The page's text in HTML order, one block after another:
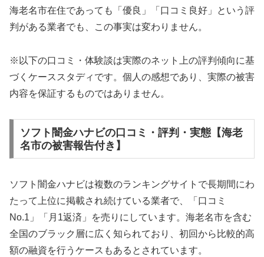
海老名市在住であっても「優良」「口コミ良好」という評
判がある業者でも、この事実は変わりません。
※以下の口コミ・体験談は実際のネット上の評判傾向に基
づくケーススタディです。個人の感想であり、実際の被害
内容を保証するものではありません。
ソフト闇金ハナビの口コミ・評判・実態【海老
名市の被害報告付き】
ソフト闇金ハナビは複数のランキングサイトで長期間にわ
たって上位に掲載され続けている業者で、「口コミ
No.1」「月1返済」を売りにしています。海老名市を含む
全国のブラック層に広く知られており、初回から比較的高
額の融資を行うケースもあるとされています。